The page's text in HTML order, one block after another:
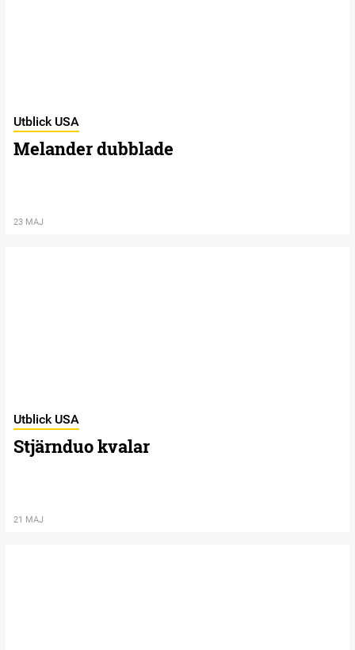
Utblick USA
Melander dubblade
23 MAJ
Utblick USA
Stjärnduo kvalar
21 MAJ